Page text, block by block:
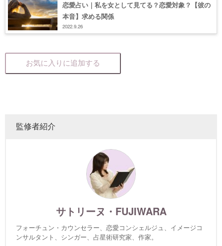
恋愛占い｜私を女として見てる？恋愛対象？【彼の
本音】求める関係
2022.9.26
お気に入りに追加する
監修者紹介
サトリーヌ・FUJIWARA
フォーチュン・カウンセラー、恋愛コンシェルジュ、イメージコ
ンサルタント、シンガー、占星術研究家、作家。